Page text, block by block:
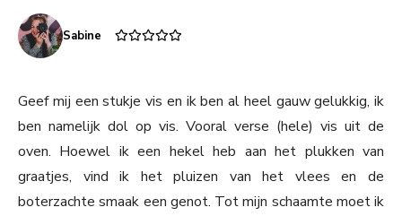
Sabine
Geef mij een stukje vis en ik ben al heel gauw gelukkig, ik
ben namelijk dol op vis. Vooral verse (hele) vis uit de
oven. Hoewel ik een hekel heb aan het plukken van
graatjes, vind ik het pluizen van het vlees en de
boterzachte smaak een genot. Tot mijn schaamte moet ik